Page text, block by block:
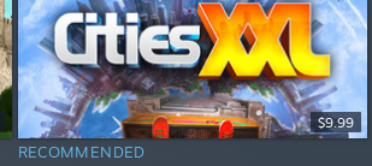
$9.99
RECOMMENDED